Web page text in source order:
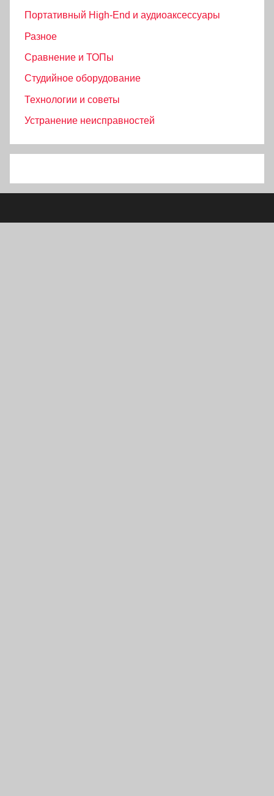
Портативный High‑End и аудиоаксессуары
Разное
Сравнение и ТОПы
Студийное оборудование
Технологии и советы
Устранение неисправностей